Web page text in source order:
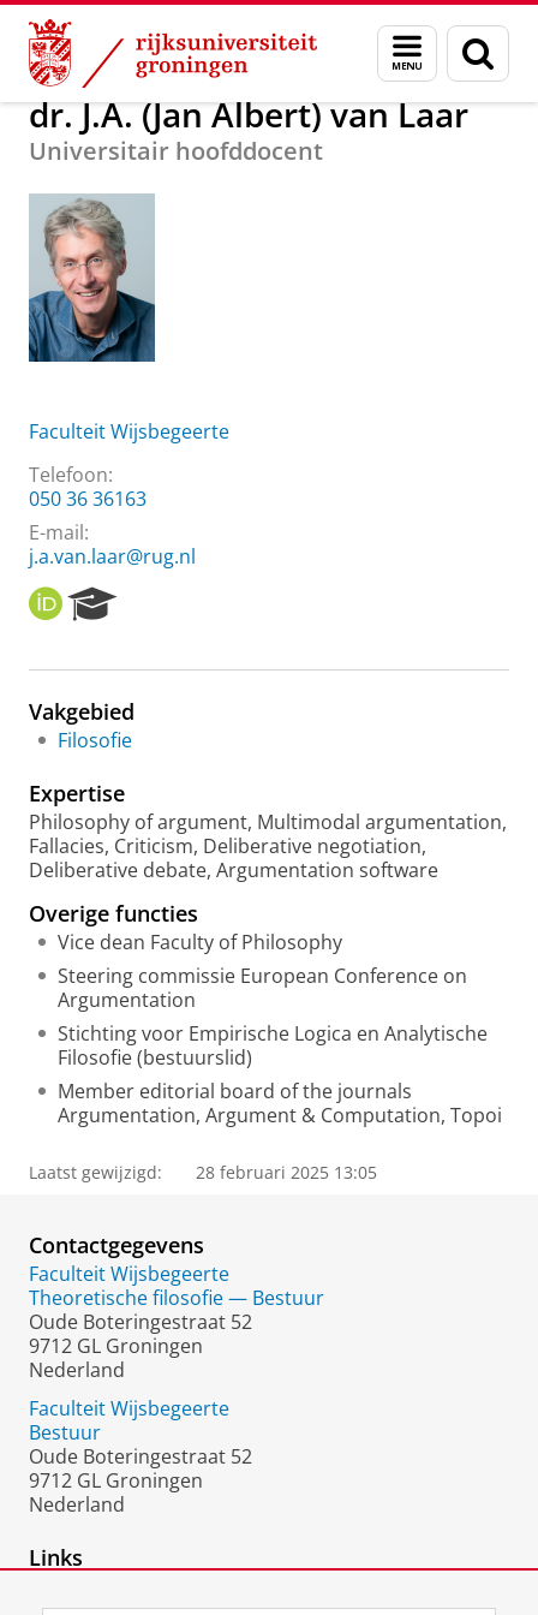
Skip
Content
Skip
Navigation
Menu
en
zoeken
Over ons dr. J.A. (Jan Albert) van Laar
dr. J.A. (Jan Albert) van Laar
Universitair hoofddocent
Faculteit Wijsbegeerte
Telefoon:
050 36 36163
E-mail:
j.a.van.laar@rug.nl
O
R
I
e
r
c
P
o
r
t
l
Vakgebied
Filosofie
Expertise
Philosophy of argument, Multimodal argumentation,
Fallacies, Criticism, Deliberative negotiation,
Deliberative debate, Argumentation software
Overige functies
Vice dean Faculty of Philosophy
Steering commissie European Conference on
Argumentation
Stichting voor Empirische Logica en Analytische
Filosofie (bestuurslid)
Member editorial board of the journals
Argumentation, Argument & Computation, Topoi
Laatst gewijzigd: 28 februari 2025 13:05
Contactgegevens
Faculteit Wijsbegeerte
Theoretische filosofie — Bestuur
Oude Boteringestraat 52
9712 GL Groningen
Nederland
Faculteit Wijsbegeerte
Bestuur
Oude Boteringestraat 52
9712 GL Groningen
Nederland
Links